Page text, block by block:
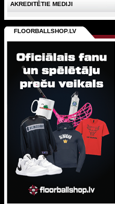
AKREDITĒTIE MEDIJI
FLOORBALLSHOP.LV